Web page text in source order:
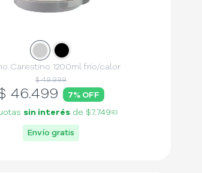
Slide 1
Slide
Carestino 1200ml frío/calor
$ 49.999
46.499 7% OFF
sin interés de $7.749 83
Envío gratis